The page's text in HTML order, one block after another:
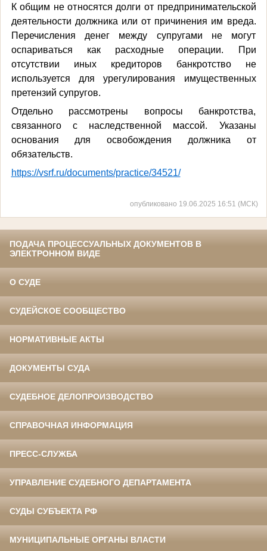
К общим не относятся долги от предпринимательской
деятельности должника или от причинения им вреда.
Перечисления денег между супругами не могут
оспариваться как расходные операции. При
отсутствии иных кредиторов банкротство не
используется для урегулирования имущественных
претензий супругов.
Отдельно рассмотрены вопросы банкротства,
связанного с наследственной массой. Указаны
основания для освобождения должника от
обязательств.
https://vsrf.ru/documents/practice/34521/
опубликовано 19.06.2025 16:51 (МСК)
ПОДАЧА ПРОЦЕССУАЛЬНЫХ ДОКУМЕНТОВ В
ЭЛЕКТРОННОМ ВИДЕ
О СУДЕ
СУДЕЙСКОЕ СООБЩЕСТВО
НОРМАТИВНЫЕ АКТЫ
ДОКУМЕНТЫ СУДА
СУДЕБНОЕ ДЕЛОПРОИЗВОДСТВО
СПРАВОЧНАЯ ИНФОРМАЦИЯ
ПРЕСС-СЛУЖБА
УПРАВЛЕНИЕ СУДЕБНОГО ДЕПАРТАМЕНТА
СУДЫ СУБЪЕКТА РФ
МУНИЦИПАЛЬНЫЕ ОРГАНЫ ВЛАСТИ